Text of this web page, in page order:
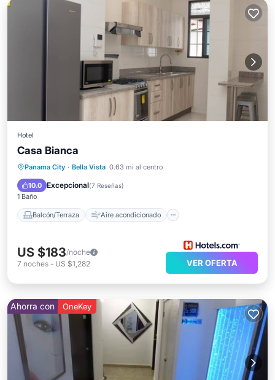
Hotel
Casa Bianca
Panama City · Bella Vista 0.63 mi al centro
10.0 Excepcional(7 Reseñas)
1 Baño
Balcón/Terraza Aire acondicionado
Balcón/Terraza
Aire acondicionado
Internet
Apto para niños
US $183/noche
7 noches - US $1,282 VER OFERTA
Ahorra con OneKey